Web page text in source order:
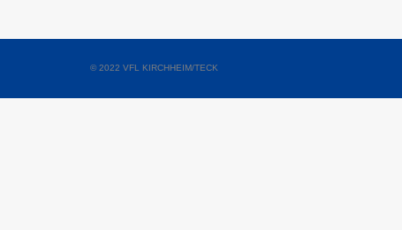
© 2022 VFL KIRCHHEIM/TECK